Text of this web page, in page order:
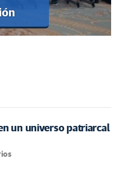
un universo patriarcal